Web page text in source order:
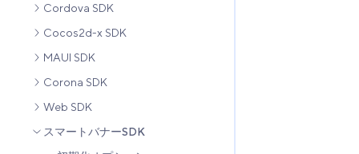
Cordova SDK
Cocos2d-x SDK
MAUI SDK
Corona SDK
Web SDK
スマートバナーSDK